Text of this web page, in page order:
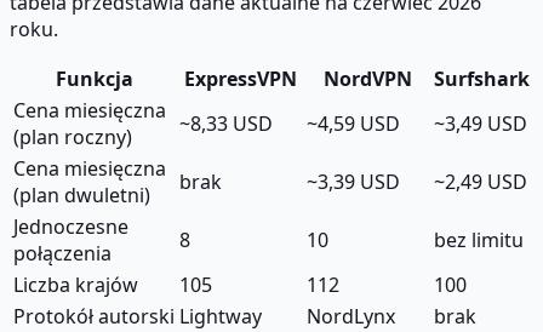
roku.
Funkcja
ExpressVPN NordVPN
Surfshark
Cena miesięczna
(plan roczny)
~8,33 USD ~4,59 USD
~3,49 USD
Cena miesięczna
(plan dwuletni)
brak ~3,39 USD
~2,49 USD
Jednoczesne
połączenia
8 10
bez limitu
Liczba krajów
105 112
100
Protokół autorski Lightway NordLynx
brak